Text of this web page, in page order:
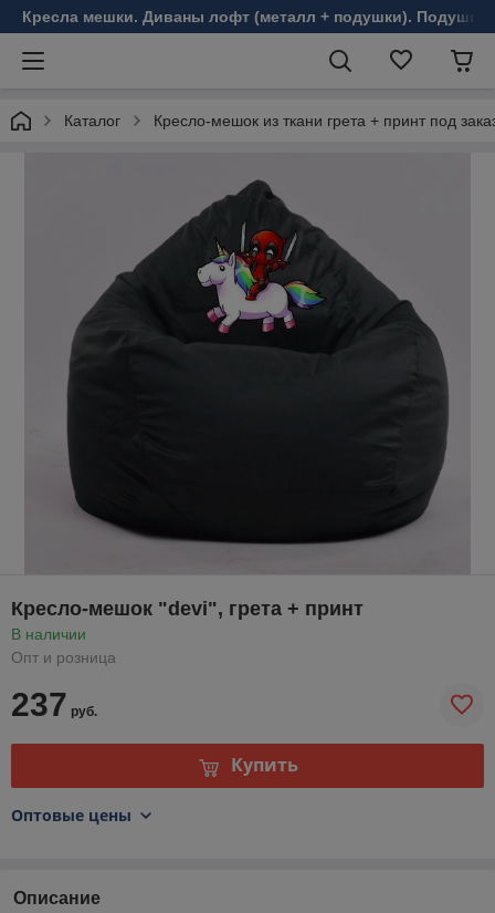
Кресла мешки. Диваны лофт (металл + подушки). Подушки
Каталог Кресло-мешок из ткани грета + принт под
Кресло-мешок "devi", грета + принт
В наличии
Опт и розница
237 руб.
Купить
Оптовые цены
Описание